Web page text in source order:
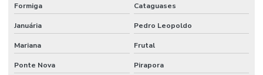
Fornecedores De Válvula Segurança Hidráulica Minas Gerais
Formiga Cataguases
Januária Pedro Leopoldo
Mariana Frutal
Ponte Nova Pirapora